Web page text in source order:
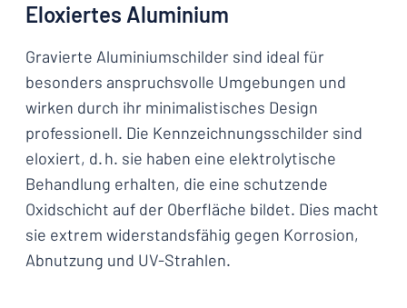
Eloxiertes Aluminium
Gravierte Aluminiumschilder sind ideal für
besonders anspruchsvolle Umgebungen und
wirken durch ihr minimalistisches Design
professionell. Die Kennzeichnungsschilder sind
eloxiert, d. h. sie haben eine elektrolytische
Behandlung erhalten, die eine schutzende
Oxidschicht auf der Oberfläche bildet. Dies macht
sie extrem widerstandsfähig gegen Korrosion,
Abnutzung und UV-Strahlen.